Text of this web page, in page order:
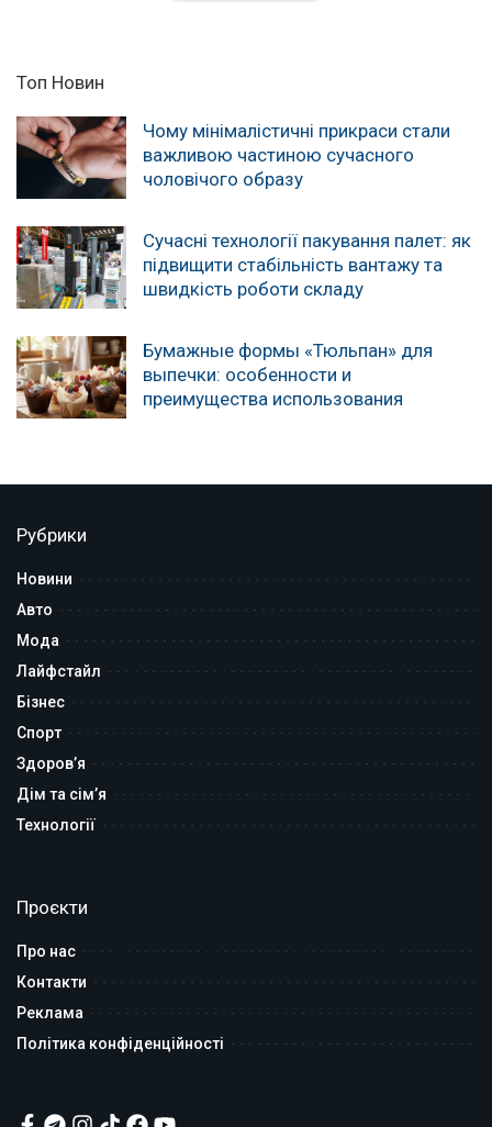
Топ Новин
Чому мінімалістичні прикраси стали
важливою частиною сучасного
чоловічого образу
Сучасні технології пакування палет: як
підвищити стабільність вантажу та
швидкість роботи складу
Бумажные формы «Тюльпан» для
выпечки: особенности и
преимущества использования
Рубрики
Новини
Авто
Мода
Лайфстайл
Бізнес
Спорт
Здоров’я
Дім та сім’я
Технології
Проєкти
Про нас
Контакти
Реклама
Політика конфіденційності